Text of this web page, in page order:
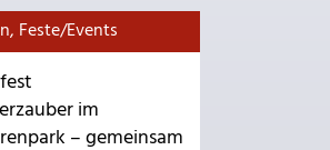
Feste/Events
im
– gemeinsam